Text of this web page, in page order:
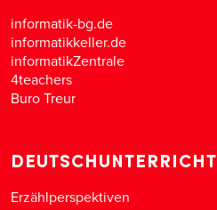
informatik-bg.de
informatikkeller.de
informatikZentrale
4teachers
Buro Treur
DEUTSCHUNTERRICHT
Erzählperspektiven